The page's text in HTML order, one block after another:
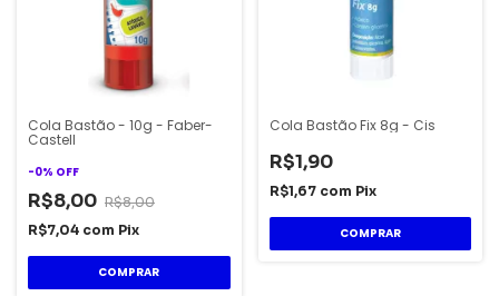
Cola Bastão - 10g - Faber-
Castell
-0% OFF
R$8,00 R$8,00
R$7,04 com Pix
Cola Bastão Fix 8g - Cis
R$1,90
R$1,67 com Pix